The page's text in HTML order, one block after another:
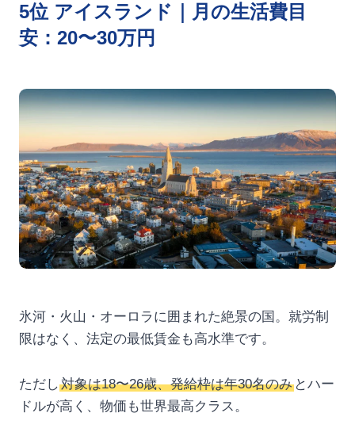
5位 アイスランド｜月の生活費目
安：20〜30万円
氷河・火山・オーロラに囲まれた絶景の国。就労制
限はなく、法定の最低賃金も高水準です。
ただし 対象は18〜26歳、発給枠は年30名のみとハー
ドルが高く、物価も世界最高クラス。